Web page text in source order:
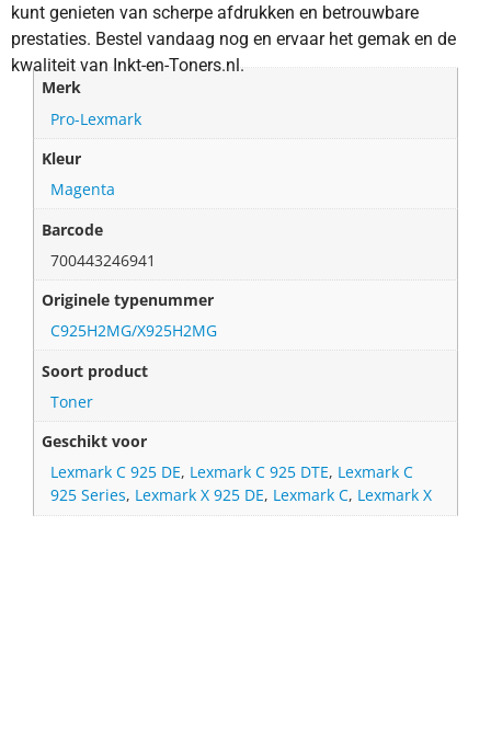
kunt genieten van scherpe afdrukken en betrouwbare
prestaties. Bestel vandaag nog en ervaar het gemak en de
kwaliteit van Inkt-en-Toners.nl.
Merk
Pro-Lexmark
Kleur
Magenta
Barcode
700443246941
Originele typenummer
C925H2MG/X925H2MG
Soort product
Toner
Geschikt voor
Lexmark C 925 DE, Lexmark C 925 DTE, Lexmark C
925 Series, Lexmark X 925 DE, Lexmark C, Lexmark X